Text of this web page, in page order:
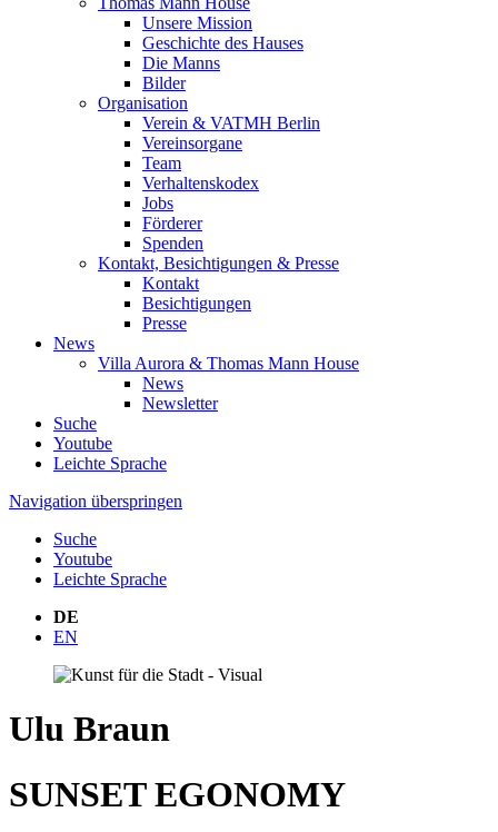
Unsere Mission
Geschichte des Hauses
Die Manns
Bilder
Organisation
Verein & VATMH Berlin
Vereinsorgane
Team
Verhaltenskodex
Jobs
Förderer
Spenden
Kontakt, Besichtigungen & Presse
Kontakt
Besichtigungen
Presse
News
Villa Aurora & Thomas Mann House
News
Newsletter
Suche
Youtube
Leichte Sprache
Navigation überspringen
Suche
Youtube
Leichte Sprache
DE
EN
Ulu Braun
SUNSET EGONOMY